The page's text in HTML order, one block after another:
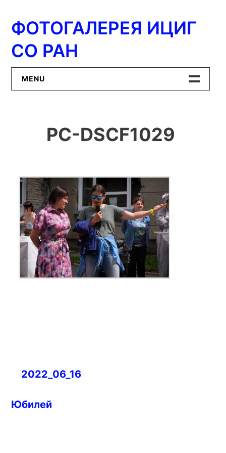
содержимому
ФОТОГАЛЕРЕЯ ИЦИГ
СО РАН
MENU
ИЦиГ СО РАН
PC-DSCF1029
Навигация
записям
2022_06_16
Юбилей